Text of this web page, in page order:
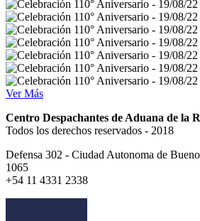
Ver Más
Centro Despachantes de Aduana de la
Todos los derechos reservados - 2018
Defensa 302 - Ciudad Autonoma de
1065
+54 11 4331 2338